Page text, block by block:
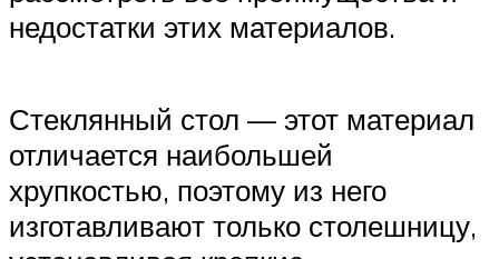
недостатки этих материалов.
Стеклянный стол — этот материал
отличается наибольшей
хрупкостью, поэтому из него
изготавливают только столешницу,